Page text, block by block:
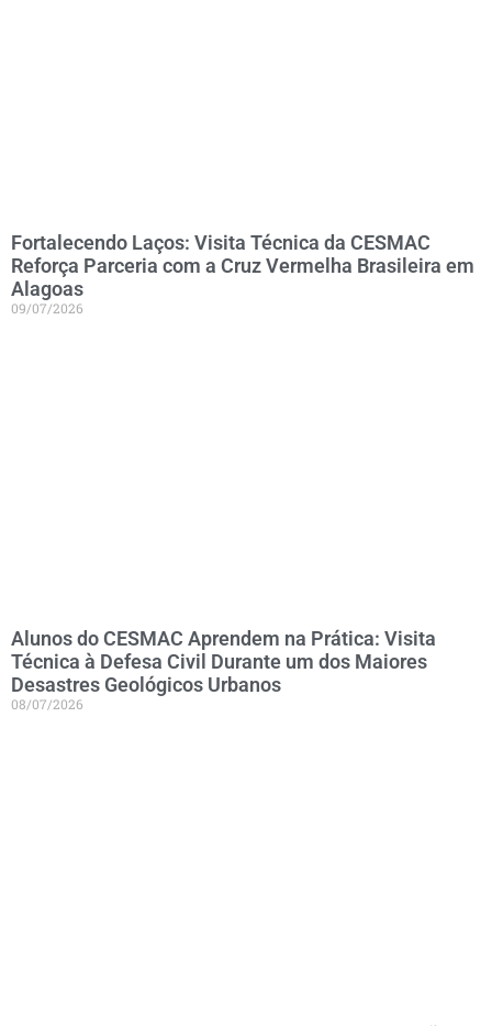
Fortalecendo Laços: Visita Técnica da CESMAC
Reforça Parceria com a Cruz Vermelha Brasileira em
Alagoas
09/07/2026
Alunos do CESMAC Aprendem na Prática: Visita
Técnica à Defesa Civil Durante um dos Maiores
Desastres Geológicos Urbanos
08/07/2026